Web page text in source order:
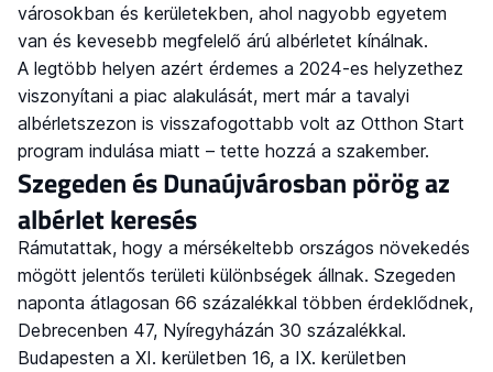
városokban és kerületekben, ahol nagyobb egyetem
van és kevesebb megfelelő árú albérletet kínálnak.
A legtöbb helyen azért érdemes a 2024-es helyzethez
viszonyítani a piac alakulását, mert már a tavalyi
albérletszezon is visszafogottabb volt az Otthon Start
program indulása miatt – tette hozzá a szakember.
Szegeden és Dunaújvárosban pörög az
albérlet keresés
Rámutattak, hogy a mérsékeltebb országos növekedés
mögött jelentős területi különbségek állnak. Szegeden
naponta átlagosan 66 százalékkal többen érdeklődnek,
Debrecenben 47, Nyíregyházán 30 százalékkal.
Budapesten a XI. kerületben 16, a IX. kerületben